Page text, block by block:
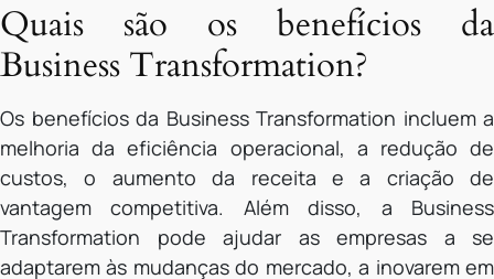
Quais são os benefícios da
Business Transformation?
Os benefícios da Business Transformation incluem a
melhoria da eficiência operacional, a redução de
custos, o aumento da receita e a criação de
vantagem competitiva. Além disso, a Business
Transformation pode ajudar as empresas a se
adaptarem às mudanças do mercado, a inovarem em